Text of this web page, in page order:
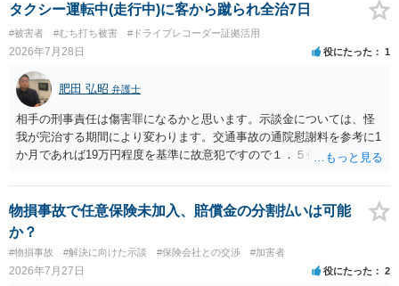
タクシー運転中(走行中)に客から蹴られ全治7日
#被害者 #むち打ち被害 #ドライブレコーダー証拠活用
2026年7月28日 役にたった 1
肥田 弘昭 弁護士
相手の刑事責任は傷害罪になるかと思います。示談金については、怪
我が完治する期間により変わります。交通事故の通院慰謝料を参考に1
か月であれば19万円程度を基準に故意犯ですので１．５倍か2倍程度す
上がるかと思います。ご参考にしてください。
物損事故で任意保険未加入、賠償金の分割払いは可能
か？
#物損事故 #解決に向けた示談 #保険会社との交渉 #加害者
2026年7月27日 役にたった 2